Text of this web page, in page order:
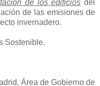
de los edificios del
de las emisiones de
invernadero.
Sostenible.
Área de Gobierno de